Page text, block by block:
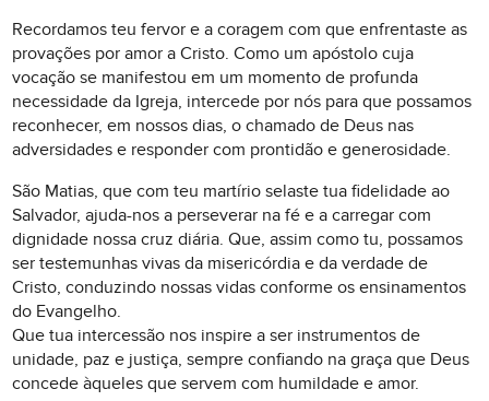
Recordamos teu fervor e a coragem com que enfrentaste as
provações por amor a Cristo. Como um apóstolo cuja
vocação se manifestou em um momento de profunda
necessidade da Igreja, intercede por nós para que possamos
reconhecer, em nossos dias, o chamado de Deus nas
adversidades e responder com prontidão e generosidade.
São Matias, que com teu martírio selaste tua fidelidade ao
Salvador, ajuda-nos a perseverar na fé e a carregar com
dignidade nossa cruz diária. Que, assim como tu, possamos
ser testemunhas vivas da misericórdia e da verdade de
Cristo, conduzindo nossas vidas conforme os ensinamentos
do Evangelho.
Que tua intercessão nos inspire a ser instrumentos de
unidade, paz e justiça, sempre confiando na graça que Deus
concede àqueles que servem com humildade e amor.